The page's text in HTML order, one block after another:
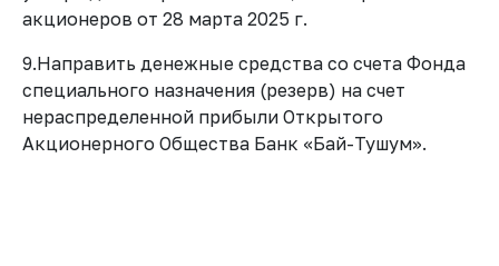
акционеров от 28 марта 2025 г.
9.Направить денежные средства со счета Фонда
специального назначения (резерв) на счет
нераспределенной прибыли Открытого
Акционерного Общества Банк «Бай-Тушум».